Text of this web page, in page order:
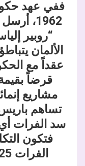
ففي عهد
1962،
“روبير
الألمان
عقداً مع
مشاريع
فتكون
الفرات 625 مليون دولار أميركي.